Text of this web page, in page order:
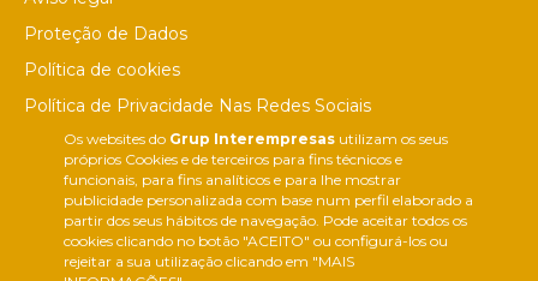
Os websites do Grup Interempresasutilizam os seus
próprios Cookies e de terceiros para fins técnicos e
funcionais, para fins analíticos e para lhe mostrar
publicidade personalizada com base num perfil elaborado a
partir dos seus hábitos de navegação. Pode aceitar todos os
cookies clicando no botão "ACEITO" ou configurá-los ou
rejeitar a sua utilização clicando em "MAIS
Proteção de Dados
Política de cookies
Política de Privacidade Nas Redes Sociais
Canal de denúncias
Colaborações editoriais